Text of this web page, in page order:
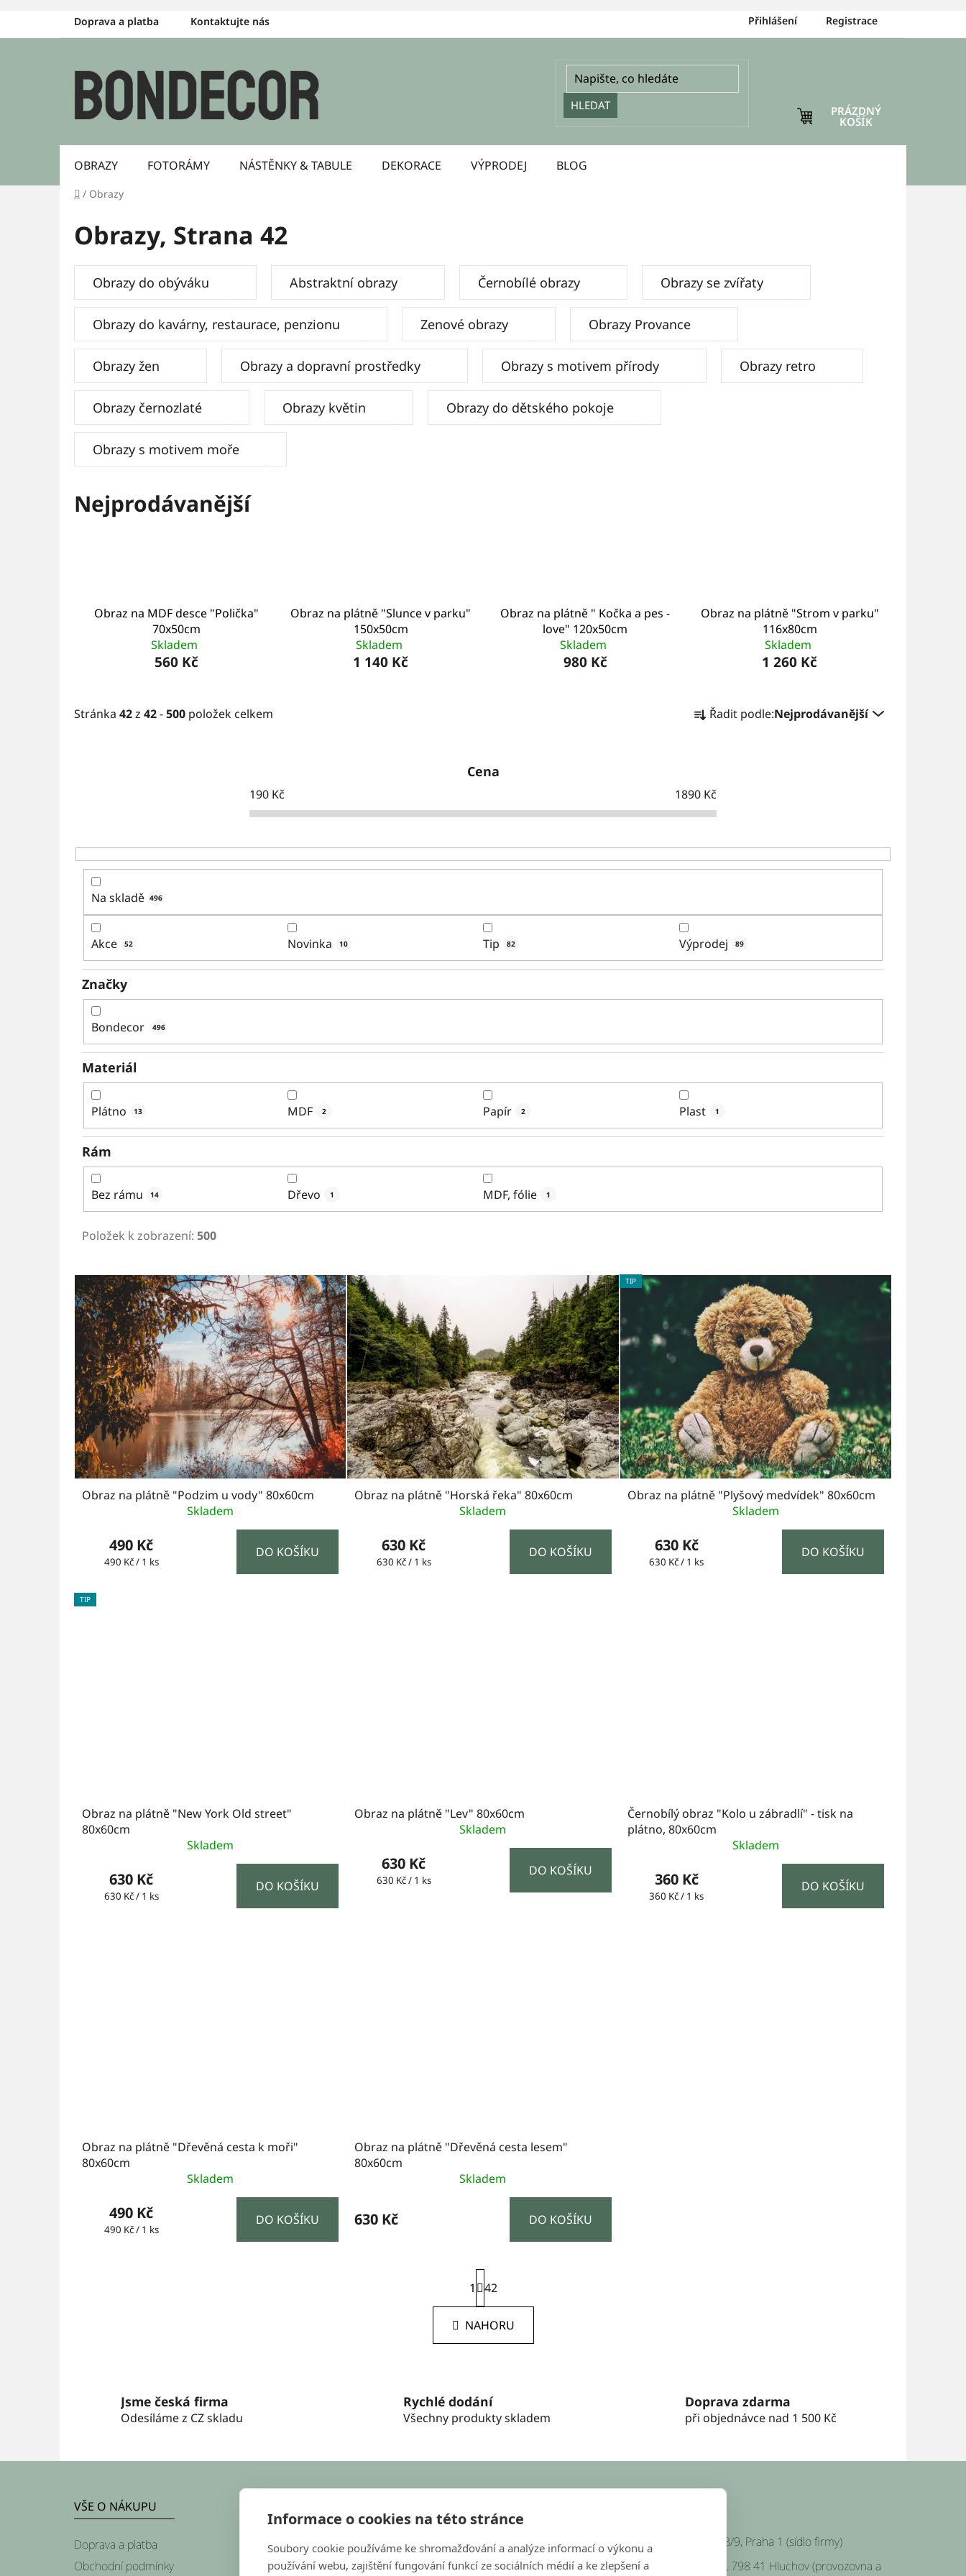
Informace o cookies na této stránce
Soubory cookie používáme ke shromažďování a analýze informací o výkonu a
používání webu, zajištění fungování funkcí ze sociálních médií a ke zlepšení a
obsah
Doprava a platba Kontaktujte nás Přihlášení Registrace
HLEDAT
NÁKUPNÍ
PRÁZDNÝ
KOŠÍK
OBRAZY FOTORÁMY NÁSTĚNKY & TABULE DEKORACE VÝPRODEJ BLOG
Domů
/ Obrazy
Obrazy, Strana 42
Obrazy do obýváku Abstraktní obrazy Černobílé obrazy Obrazy se zvířaty
Obrazy do kavárny, restaurace, penzionu Zenové obrazy Obrazy Provance
Obrazy žen Obrazy a dopravní prostředky Obrazy s motivem přírody Obrazy retro
Obrazy černozlaté Obrazy květin Obrazy do dětského pokoje
Obrazy s motivem moře
Nejprodávanější
Obraz na MDF desce "Polička"
70x50cm
Skladem
560 Kč
Obraz na plátně "Slunce v parku"
150x50cm
Skladem
1 140 Kč
Obraz na plátně " Kočka a pes -
love" 120x50cm
Skladem
980 Kč
Obraz na plátně "Strom v parku"
116x80cm
Skladem
1 260 Kč
Stránka 42z 42-500 položek celkem
Ř
a
n
í
p
r
d
u
k
Řadit podle:Nejprodávanější
Cena
190 Kč 1890 Kč
Na skladě 496
Akce 52 Novinka 10 Tip 82 Výprodej 89
Značky
Bondecor 496
Materiál
Plátno 13 MDF 2 Papír 2 Plast 1
Rám
Bez rámu 14 Dřevo 1 MDF, fólie 1
Položek k zobrazení: 500
V
ý
p
s
p
r
o
d
u
Obraz na plátně "Podzim u vody" 80x60cm
Skladem
490 Kč
Měrná
490 Kč / 1 ks
DO KOŠÍKU
Obraz na plátně "Horská řeka" 80x60cm
Skladem
630 Kč
Měrná
630 Kč / 1 ks
DO KOŠÍKU
TIP
Obraz na plátně "Plyšový medvídek" 80x60cm
Skladem
630 Kč
Měrná
630 Kč / 1 ks
DO KOŠÍKU
TIP
Obraz na plátně "New York Old street"
80x60cm
Skladem
630 Kč
Měrná
630 Kč / 1 ks
DO KOŠÍKU
Obraz na plátně "Lev" 80x60cm
Skladem
630 Kč
Měrná
630 Kč / 1 ks
DO KOŠÍKU
Černobílý obraz "Kolo u zábradlí" - tisk na
plátno, 80x60cm
Skladem
360 Kč
Měrná
360 Kč / 1 ks
DO KOŠÍKU
Obraz na plátně "Dřevěná cesta k moři"
80x60cm
Skladem
490 Kč
Měrná
490 Kč / 1 ks
DO KOŠÍKU
Obraz na plátně "Dřevěná cesta lesem"
80x60cm
Skladem
630 Kč DO KOŠÍKU
O
v
l
a
c
í
k
v
p
i
S
t
r
n
k
n
í
1 42
NAHORU
Jsme česká firma
Odesíláme z CZ skladu
Rychlé dodání
Všechny produkty skladem
Doprava zdarma
při objednávce nad 1 500 Kč
VŠE O NÁKUPU
Doprava a platba
Obchodní podmínky
objednavky@bondecor.cz
+420 604 702 245
Platnéřská 88/9, Praha 1 (sídlo firmy)
Hluchov 157, 798 41 Hluchov (provozovna a